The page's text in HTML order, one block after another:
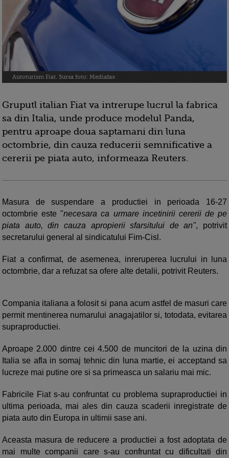
Autoturism Fiat. Sursa foto: Mediafax
Gruputl italian Fiat va intrerupe lucrul la fabrica
sa din Italia, unde produce modelul Panda,
pentru aproape doua saptamani din luna
octombrie, din cauza reducerii semnificative a
cererii pe piata auto, informeaza Reuters.
Masura de suspendare a productiei in perioada 16-27
octombrie este "necesara ca urmare incetinirii cererii de pe
piata auto, din cauza apropierii sfarsitului de an", potrivit
secretarului general al sindicatului Fim-Cisl.
Fiat a confirmat, de asemenea, inreruperea lucrului in luna
octombrie, dar a refuzat sa ofere alte detalii, potrivit Reuters.
Compania italiana a folosit si pana acum astfel de masuri care
permit mentinerea numarului anagajatilor si, totodata, evitarea
supraproductiei.
Aproape 2.000 dintre cei 4.500 de muncitori de la uzina din
Italia se afla in somaj tehnic din luna martie, ei acceptand sa
lucreze mai putine ore si sa primeasca un salariu mai mic.
Fabricile Fiat s-au confruntat cu problema supraproductiei in
ultima perioada, mai ales din cauza scaderii inregistrate de
piata auto din Europa in ultimii sase ani.
Aceasta masura de reducere a productiei a fost adoptata de
mai multe companii care s-au confruntat cu dificultati din